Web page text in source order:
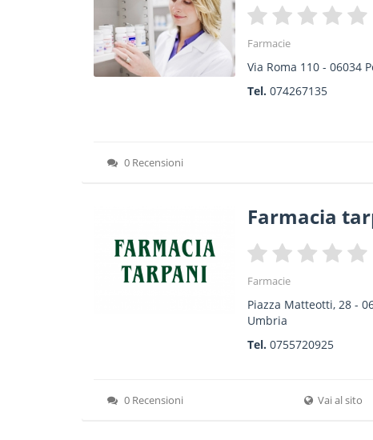
Farmacie
Via Roma 110 -06034
Tel.074267135
0 Recensioni
Farmacia
Farmacie
Piazza Matteotti, 28 -
Umbria
Tel.0755720925
0 Recensioni Vai al sito